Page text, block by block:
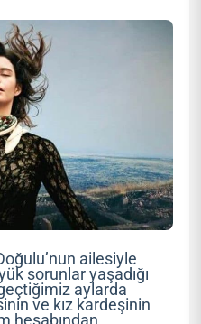
ailesiyle
sorunlar yaşadığı
aylarda
ve kız kardeşinin